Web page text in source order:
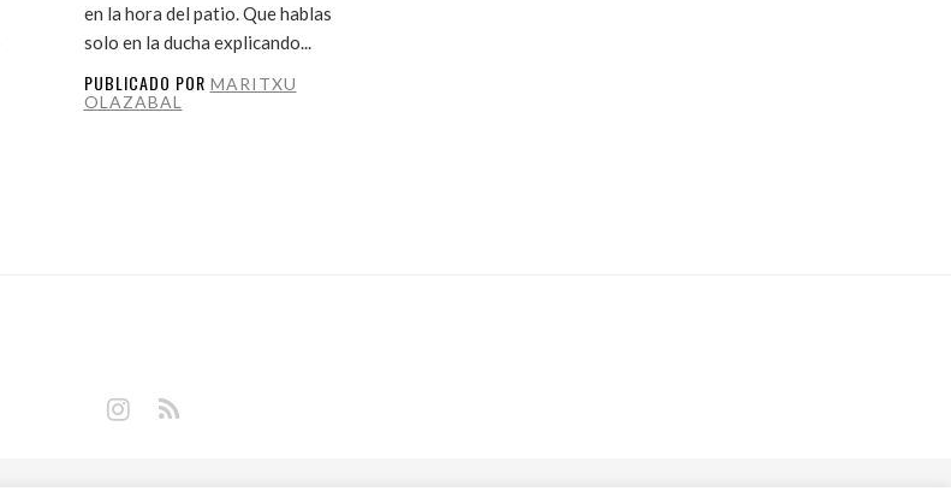
en la hora del patio. Que hablas
solo en la ducha explicando...
PUBLICADO POR MARITXU
OLAZABAL